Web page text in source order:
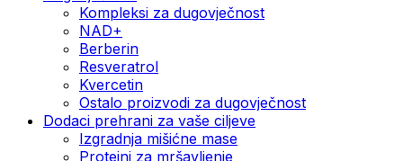
Kompleksi za dugovječnost
NAD+
Berberin
Resveratrol
Kvercetin
Ostalo proizvodi za dugovječnost
Dodaci prehrani za vaše ciljeve
Izgradnja mišićne mase
Proteini za mršavljenje